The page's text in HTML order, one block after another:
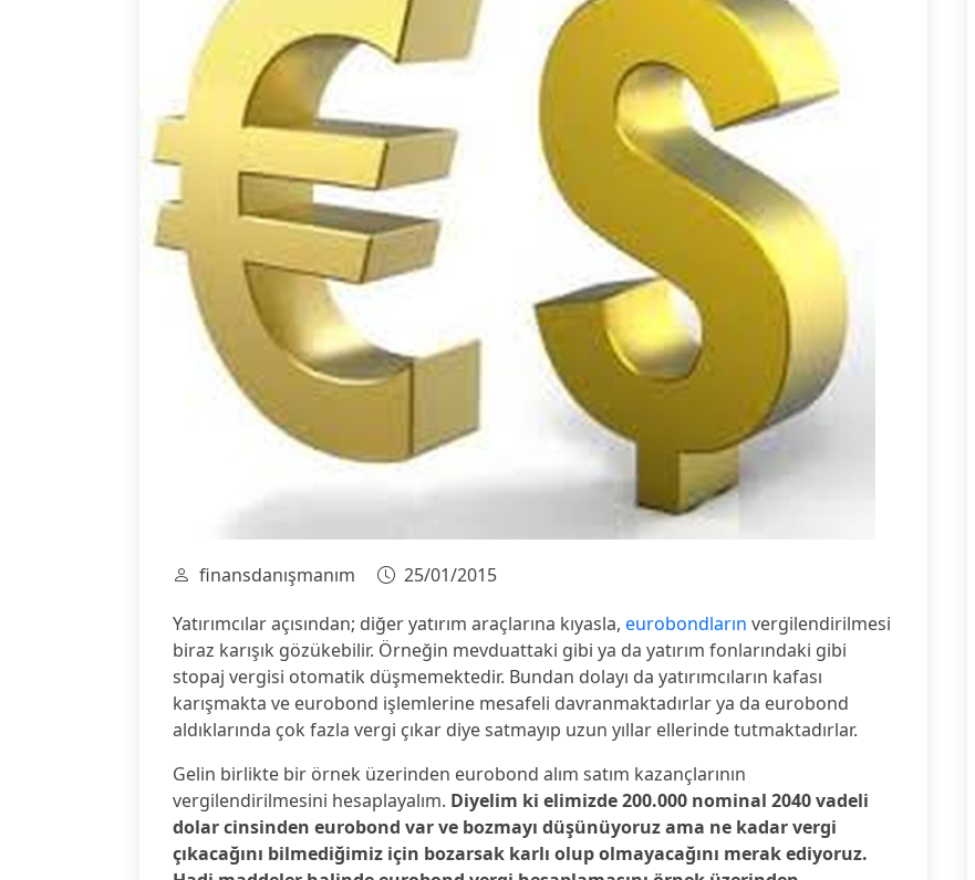
finansdanışmanım
25/01/2015
Yatırımcılar açısından; diğer yatırım araçlarına kıyasla, eurobondların vergilendirilmesi
biraz karışık gözükebilir. Örneğin mevduattaki gibi ya da yatırım fonlarındaki gibi
stopaj vergisi otomatik düşmemektedir. Bundan dolayı da yatırımcıların kafası
karışmakta ve eurobond işlemlerine mesafeli davranmaktadırlar ya da eurobond
aldıklarında çok fazla vergi çıkar diye satmayıp uzun yıllar ellerinde tutmaktadırlar.
Gelin birlikte bir örnek üzerinden eurobond alım satım kazançlarının
vergilendirilmesini hesaplayalım. Diyelim ki elimizde 200.000 nominal 2040 vadeli
dolar cinsinden eurobond var ve bozmayı düşünüyoruz ama ne kadar vergi
çıkacağını bilmediğimiz için bozarsak karlı olup olmayacağını merak ediyoruz.